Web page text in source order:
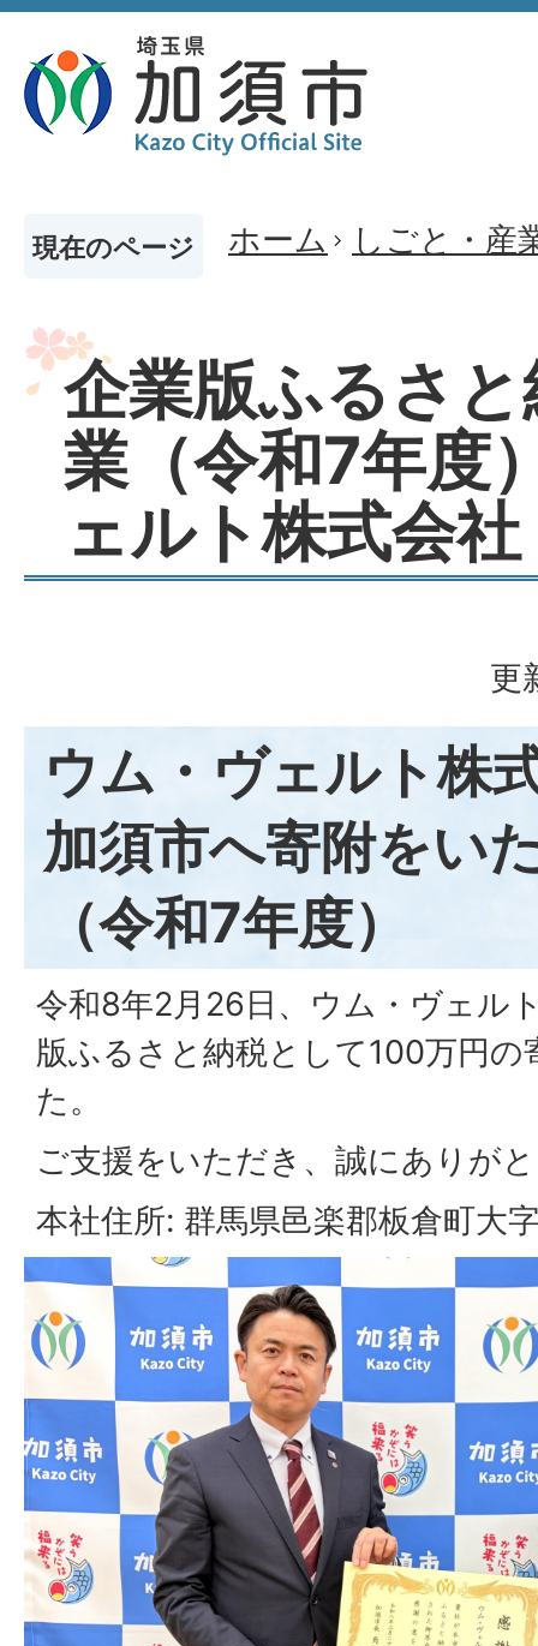
現在のページ ホーム しごと・産
企業版ふるさ
業（令和7年度
ェルト株式会社
更
ウム・ヴェルト株
加須市へ寄附をい
（令和7年度）
令和8年2月26日、ウム・ヴェル
版ふるさと納税として100万円
た。
ご支援をいただき、誠にありが
本社住所: 群馬県邑楽郡板倉町大